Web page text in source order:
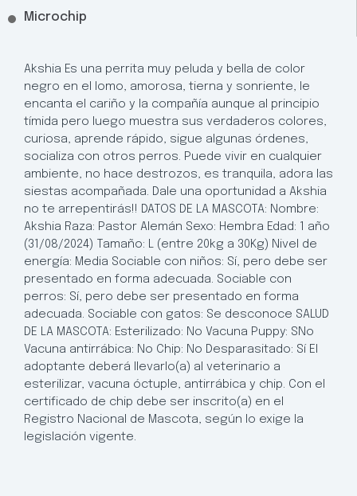
Microchip
Akshia Es una perrita muy peluda y bella de color
negro en el lomo, amorosa, tierna y sonriente, le
encanta el cariño y la compañía aunque al principio
tímida pero luego muestra sus verdaderos colores,
curiosa, aprende rápido, sigue algunas órdenes,
socializa con otros perros. Puede vivir en cualquier
ambiente, no hace destrozos, es tranquila, adora las
siestas acompañada. Dale una oportunidad a Akshia
no te arrepentirás!! DATOS DE LA MASCOTA: Nombre:
Akshia Raza: Pastor Alemán Sexo: Hembra Edad: 1 año
(31/08/2024) Tamaño: L (entre 20kg a 30Kg) Nivel de
energía: Media Sociable con niños: Sí, pero debe ser
presentado en forma adecuada. Sociable con
perros: Sí, pero debe ser presentado en forma
adecuada. Sociable con gatos: Se desconoce SALUD
DE LA MASCOTA: Esterilizado: No Vacuna Puppy: SNo
Vacuna antirrábica: No Chip: No Desparasitado: Sí El
adoptante deberá llevarlo(a) al veterinario a
esterilizar, vacuna óctuple, antirrábica y chip. Con el
certificado de chip debe ser inscrito(a) en el
Registro Nacional de Mascota, según lo exige la
legislación vigente.